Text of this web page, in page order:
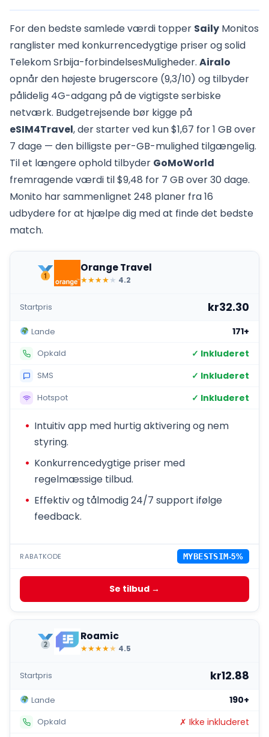
For den bedste samlede værdi topper Saily Monitos
ranglister med konkurrencedygtige priser og solid
Telekom Srbija-forbindelsesMuligheder. Airalo
opnår den højeste brugerscore (9,3/10) og tilbyder
pålidelig 4G-adgang på de vigtigste serbiske
netværk. Budgetrejsende bør kigge på
eSIM4Travel, der starter ved kun $1,67 for 1 GB over
7 dage — den billigste per-GB-mulighed tilgængelig.
Til et længere ophold tilbyder GoMoWorld
fremragende værdi til $9,48 for 7 GB over 30 dage.
Monito har sammenlignet 248 planer fra 16
udbydere for at hjælpe dig med at finde det bedste
match.
Orange Travel
★★★★★ 4.2
Startpris kr32.30
Lande 171+
Opkald ✓ Inkluderet
SMS ✓ Inkluderet
Hotspot ✓ Inkluderet
Intuitiv app med hurtig aktivering og nem
styring.
Konkurrencedygtige priser med
regelmæssige tilbud.
Effektiv og tålmodig 24/7 support ifølge
feedback.
RABATKODE MYBESTSIM-5%
Se tilbud →
Roamic
★★★★★ 4.5
Startpris kr12.88
Lande 190+
Opkald ✗ Ikke inkluderet